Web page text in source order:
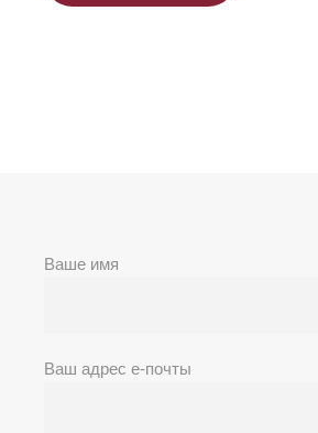
Ваше имя
Ваш адрес е-почты